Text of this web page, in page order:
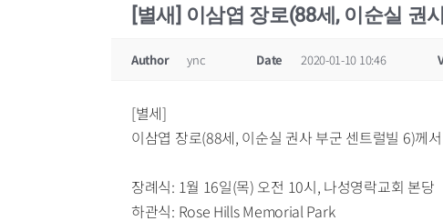
[별새] 이삼엽 장로(88세, 이순실 권
Author ync Date 2020-01-10 10:46
[별세]
이삼엽 장로(88세, 이순실 권사 부군 센트럴빌 6)께
장례식: 1월 16일(목) 오전 10시, 나성영락교회 본당
하관식: Rose Hills Memorial Park